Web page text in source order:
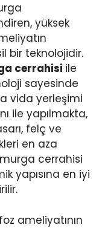
yüksek
bir teknolojidir.
cerrahisi ile
sayesinde
vida yerleşimi
ile yapılmakta,
felç ve
en aza
cerrahisi
yapısına en iyi
ameliyatının